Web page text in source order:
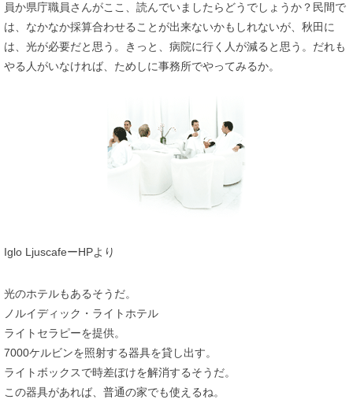
員か県庁職員さんがここ、読んでいましたらどうでしょうか？民間で
は、なかなか採算合わせることが出来ないかもしれないが、秋田に
は、光が必要だと思う。きっと、病院に行く人が減ると思う。だれも
やる人がいなければ、ためしに事務所でやってみるか。
Iglo LjuscafeーHPより
光のホテルもあるそうだ。
ノルイディック・ライトホテル
ライトセラピーを提供。
7000ケルビンを照射する器具を貸し出す。
ライトボックスで時差ぼけを解消するそうだ。
この器具があれば、普通の家でも使えるね。